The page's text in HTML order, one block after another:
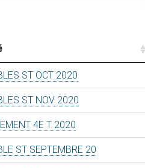
ST OCT 2020
ST NOV 2020
4E T 2020
ST SEPTEMBRE 20